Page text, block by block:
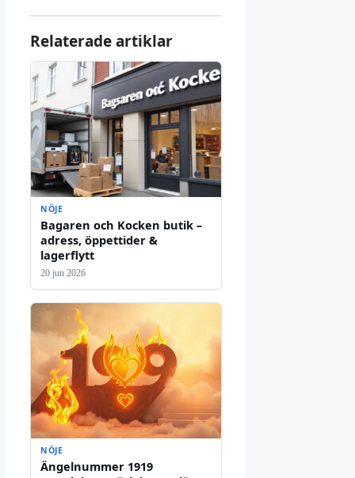
Relaterade artiklar
NÖJE
Bagaren och Kocken butik –
adress, öppettider &
lagerflytt
20 jun 2026
NÖJE
Ängelnummer 1919